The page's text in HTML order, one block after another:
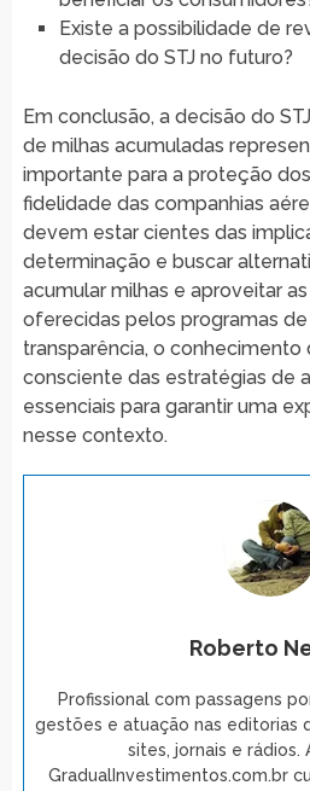
Existe a possibilidade de
decisão do STJ no futuro?
Em conclusão, a decisão do
de milhas acumuladas
importante para a proteção
fidelidade das companhias
devem estar cientes das
determinação e buscar
acumular milhas e aproveitar
oferecidas pelos programas
transparência, o conhecimento
consciente das estratégias de
essenciais para garantir uma
nesse contexto.
Roberto
Profissional com passagens
gestões e atuação nas editorias
sites, jornais e rádios.
GradualInvestimentos.com.br